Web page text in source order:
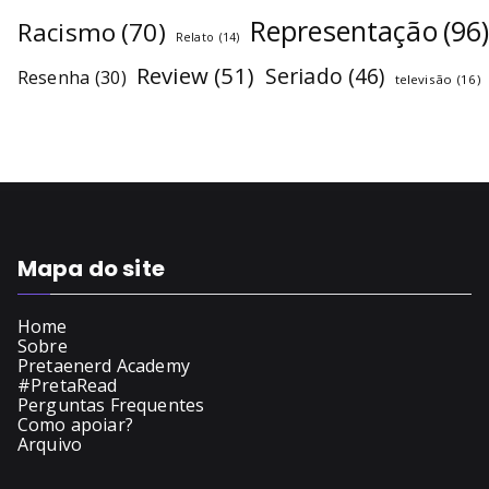
Racismo (70) Relato (14) Representação (96)
Resenha (30) Review (51) Seriado (46) televisão (16)
Mapa do site
Home
Sobre
Pretaenerd Academy
#PretaRead
Perguntas Frequentes
Como apoiar?
Arquivo